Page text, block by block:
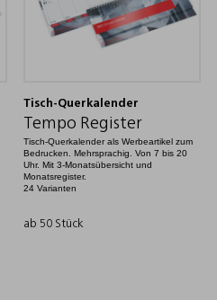
Tisch-Querkalender
Tempo Register
Tisch-Querkalender als Werbeartikel zum
Bedrucken. Mehrsprachig. Von 7 bis 20
Uhr. Mit 3-Monatsübersicht und
Monatsregister.
24 Varianten
ab 50 Stück